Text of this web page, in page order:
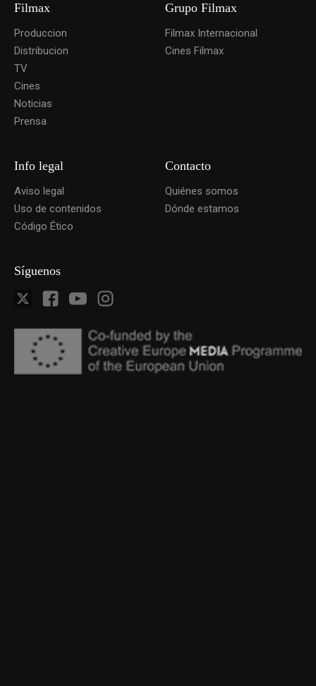
Filmax
Produccion
Distribucion
TV
Cines
Noticias
Prensa
Grupo Filmax
Filmax Internacional
Cines Filmax
Info legal
Aviso legal
Uso de contenidos
Código Ético
Contacto
Quiénes somos
Dónde estamos
Síguenos